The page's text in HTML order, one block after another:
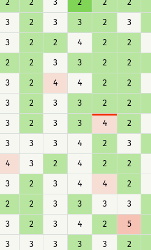
2 2 3 2 2 2
3 2 3 3 2 3
3 2 2 4 2 2
2 2 3 3 2 2
3 2 4 4 2 2
3 2 3 3 2 2
3 2 3 3 4 2
3 3 3 4 2 3
4 3 2 4 2 2
3 2 3 4 4 2
2 2 3 3 3 3
3 2 3 4 2 5
3 3 3 3 3 2